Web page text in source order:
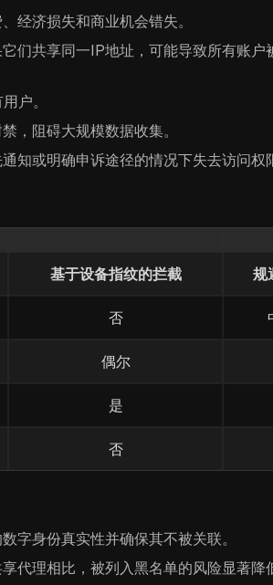
经济损失和商业机会错失。
们共享同一IP地址，可能导致所有账户
户。
，阻碍大规模数据收集。
知或明确申诉途径的情况下失去访问权
基于设备指纹的拦截 规
否
偶尔
是
否
字身份真实性并确保其不被关联。
代理相比，被列入黑名单的风险显著降